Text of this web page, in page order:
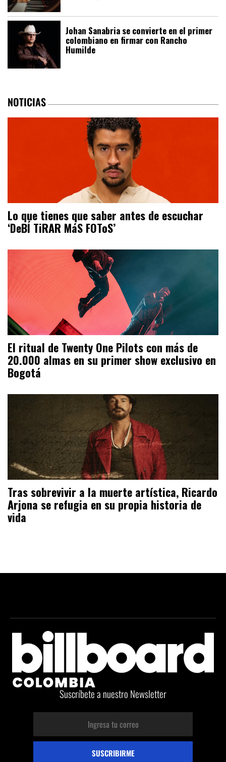
Johan Sanabria se convierte en el primer
colombiano en firmar con Rancho
Humilde
NOTICIAS
Lo que tienes que saber antes de escuchar
‘DeBÍ TiRAR MáS FOToS’
El ritual de Twenty One Pilots con más de
20.000 almas en su primer show exclusivo en
Bogotá
Tras sobrevivir a la muerte artística, Ricardo
Arjona se refugia en su propia historia de
vida
Suscríbete a nuestro Newsletter